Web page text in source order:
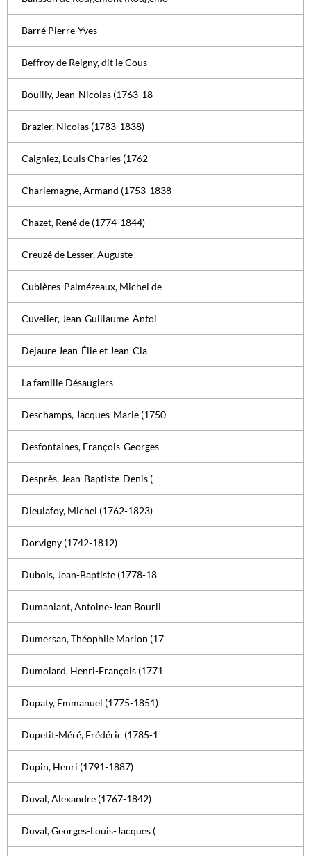
Barré Pierre-Yves
Beffroy de Reigny, dit le Cous
Bouilly, Jean-Nicolas (1763-18
Brazier, Nicolas (1783-1838)
Caigniez, Louis Charles (1762-
Charlemagne, Armand (1753-1838
Chazet, René de (1774-1844)
Creuzé de Lesser, Auguste
Cubières-Palmézeaux, Michel de
Cuvelier, Jean-Guillaume-Antoi
Dejaure Jean-Élie et Jean-Cla
La famille Désaugiers
Deschamps, Jacques-Marie (1750
Desfontaines, François-Georges
Desprès, Jean-Baptiste-Denis (
Dieulafoy, Michel (1762-1823)
Dorvigny (1742-1812)
Dubois, Jean-Baptiste (1778-18
Dumaniant, Antoine-Jean Bourli
Dumersan, Théophile Marion (17
Dumolard, Henri-François (1771
Dupaty, Emmanuel (1775-1851)
Dupetit-Méré, Frédéric (1785-1
Dupin, Henri (1791-1887)
Duval, Alexandre (1767-1842)
Duval, Georges-Louis-Jacques (